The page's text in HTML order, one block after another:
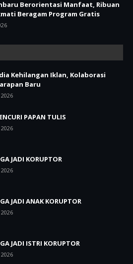
Berorientasi Manfaat, Ribuan
Beragam Program Gratis
Kehilangan Iklan, Kolaborasi
Baru
PAPAN TULIS
JADI KORUPTOR
JADI ANAK KORUPTOR
JADI ISTRI KORUPTOR